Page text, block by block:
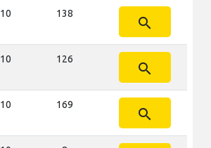
138
search
126
search
169
search